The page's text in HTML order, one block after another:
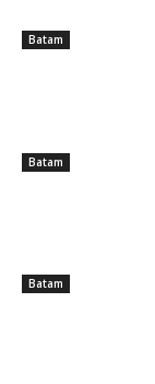
Batam
Batam
Batam